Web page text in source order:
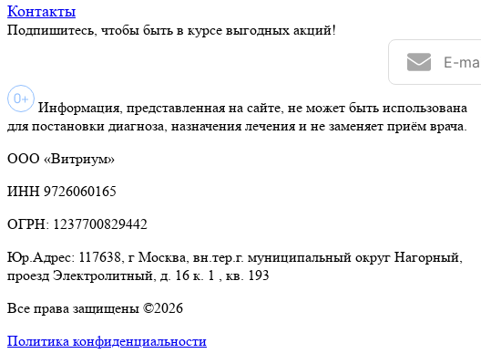
Контакты
Подпишитесь, чтобы быть в курсе выгодных акций!
Информация, представленная на сайте, не может быть использована
для постановки диагноза, назначения лечения и не заменяет приём врача.
ООО «Витриум»
ИНН 9726060165
ОГРН: 1237700829442
Юр.Адрес: 117638, г Москва, вн.тер.г. муниципальный округ Нагорный,
проезд Электролитный, д. 16 к. 1 , кв. 193
Все права защищены ©2026
Политика конфиденциальности